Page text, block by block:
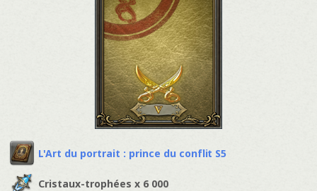
L'Art du portrait : prince du conflit S5
Cristaux-trophées x 6 000